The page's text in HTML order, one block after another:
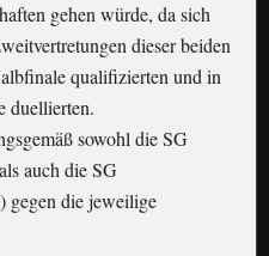
gehen würde, da sich
dieser beiden
qualifizierten und in
duellierten.
sowohl die SG
auch die SG
gegen die jeweilige